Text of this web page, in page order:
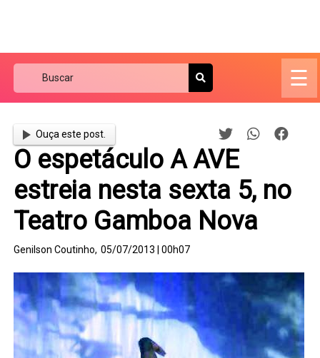
☰
Ouça este post.
O espetáculo A AVE
estreia nesta sexta 5, no
Teatro Gamboa Nova
Genilson Coutinho, 05/07/2013 | 00h07